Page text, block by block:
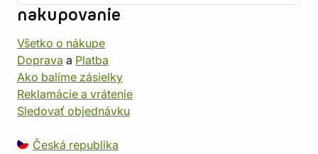
nakupovanie
Všetko o nákupe
Doprava a Platba
Ako balíme zásielky
Reklamácie a vrátenie
Sledovať objednávku
Česká republika